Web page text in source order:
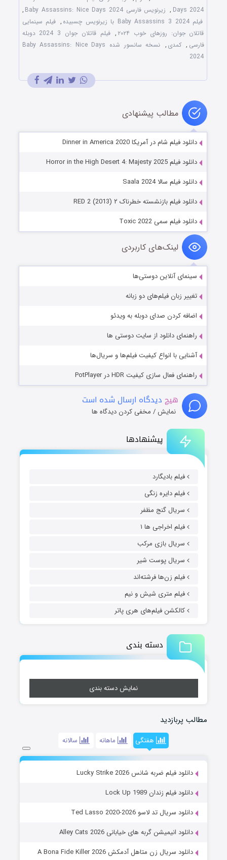
پیشنهادها
فیلم بادیگارد
فیلم دایره زنگی
سریال گنج مظفر
فیلم اخراجی ها ۱
سریال بازی مرکب
سریال پوست شیر
فیلم زن‌ها فرشته‌اند
فیلم متری شیش و نیم
کالکشن فیلم‌های هری پاتر
دسته بندی
نمایش دسته بندی
مطالب پربازدید
هفتگی ماهانه سالانه
دانلود فیلم ضربه شانس Lucky Strike 2026
دانلود فیلم زندان Lock Up 1989
دانلود سریال تد لاسو Ted Lasso 2020-2026
دانلود انیمیشن گربه های خیابانی Alley Cats 2026
دانلود سریال زن متاهل آدمکش A Bona Fide Killer 2026
Days 2024
, زیرنویس فارسی Baby Assassins: Nice Days 2024
,
فیلم Baby Assassins 3 2024 با زیرنویس چسبیده
, فیلم سینمایی
قاتلان جوان: روزهای خوب ۲۰۲۴
,
فیلم قاتلان جوان 3 2024 دوبله
فارسی , کمدی ,
نسخه سانسور شده Baby Assassins: Nice Days
2024
مطالب پیشنهادی
دانلود فیلم شام در آمریکا Dinner in America 2020
دانلود فیلم Horror in the High Desert 4: Majesty 2025
دانلود فیلم سالا Saala 2024
دانلود فیلم بازنشسته خطرناک ۲ RED 2 (2013)
دانلود فیلم سمی Toxic 2022
لینک‌های کاربردی
سینمای آنلاین دوستی‌ها
تغییر زبان فیلم‌های دو زبانه
اضافه کردن صدای دوبله به ویدئو
راهنمای دانلود از سایت دوستی ها
آشنایی با انواع کیفیت فیلم‌ها و سریال‌ها
راهنمای فعال سازی کیفیت HDR در PotPlayer
هیچ دیدگاه ارسال شده است
نمایش / مخفی کردن دیدگاه ها